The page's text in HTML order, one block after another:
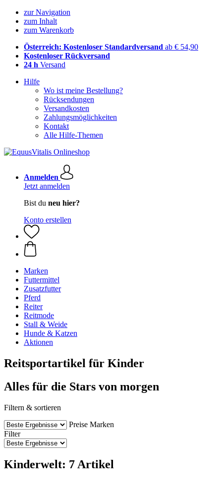
zur Navigation
zum Inhalt
zum Warenkorb
Österreich: Kostenloser Standardversand ab € 54,90
Kostenloser Rückversand
24 h Versand
Hilfe
Wo ist meine Bestellung?
Rücksendungen
Versandkosten
Zahlungsmöglichkeiten
Kontakt
Alle Hilfe-Themen
Anmelden
Jetzt anmelden
Bist du neu hier?
Konto erstellen
Marken
Futtermittel
Zusatzfutter
Pferd
Reiter
Reitmode
Stall & Weide
Hunde & Katzen
Aktionen
Reitsportartikel für Kinder
Alles für die Stars von morgen
Filtern & sortieren
Preise Marken
Filter
Kinderwelt: 7 Artikel